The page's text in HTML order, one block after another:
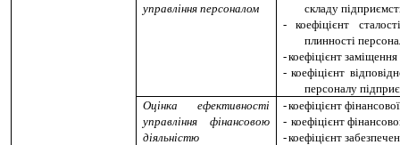
управління персоналом
складу
-
коефіцієнт
плинності
-коефіцієнт
- коефіцієнт
персоналу
Оцінка ефективності
управління фінансовою
діяльністю
-коефіцієнт
- коефіцієнт
-коефіцієнт